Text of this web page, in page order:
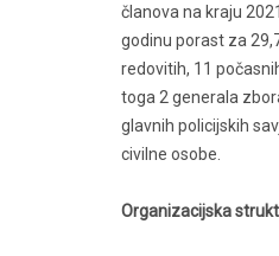
članova na kraju
godinu porast za
redovitih, 11
toga 2 generala
glavnih policijskih
civilne osobe.
Organizacijska